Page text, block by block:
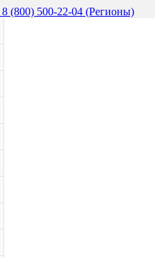
8 (800) 500-22-04 (Регионы)